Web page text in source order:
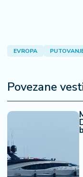
EVROPA
Povezane